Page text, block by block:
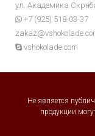
ул. Академика
+7 (925) 518-03-37
vshokolade.com
Не является
продукции